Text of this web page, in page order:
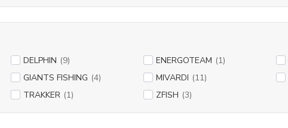
DELPHIN (9) ENERGOTEAM (1)
GIANTS FISHING (4) MIVARDI (11)
TRAKKER (1) ZFISH (3)